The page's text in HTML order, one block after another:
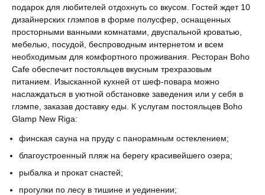
подарок для любителей отдохнуть со вкусом. Гостей ждет 10
дизайнерских глэмпов в форме полусфер, оснащенных
просторными ванными комнатами, двуспальной кроватью,
мебелью, посудой, беспроводным интернетом и всем
необходимым для комфортного проживания. Ресторан Boho
Cafe обеспечит постояльцев вкусным трехразовым
питанием. Изысканной кухней от шеф-повара можно
наслаждаться в уютной обстановке заведения или у себя в
глэмпе, заказав доставку еды. К услугам постояльцев Boho
Glamp New Riga:
финская сауна на пруду с панорамным остеклением;
благоустроенный пляж на берегу красивейшего озера;
рыбалка и прокат снастей;
прогулки по лесу в тишине и уединении;